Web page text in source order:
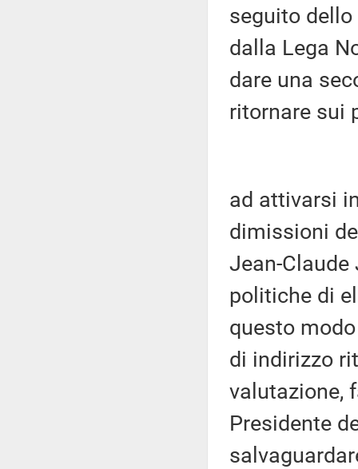
seguito
dalla Lega
dare una
ritornare sui
ad attivarsi
dimissioni
Jean-Claude
politiche di
questo
di indirizzo
valutazione,
Presidente